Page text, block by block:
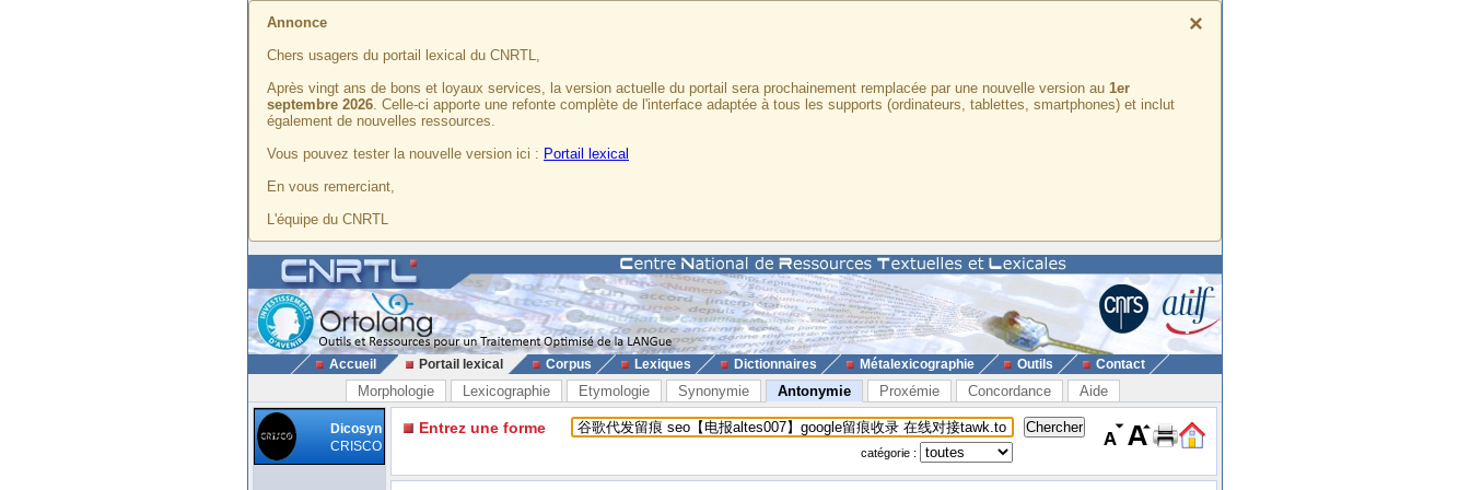
×
Annonce
Chers usagers du portail lexical du CNRTL,
Après vingt ans de bons et loyaux services, la version actuelle du portail sera prochainement remplacée par une nouvelle version au 1er
septembre 2026. Celle-ci apporte une refonte complète de l'interface adaptée à tous les supports (ordinateurs, tablettes, smartphones) et inclut
également de nouvelles ressources.
Vous pouvez tester la nouvelle version ici : Portail lexical
En vous remerciant,
L'équipe du CNRTL
Accueil Portail lexical Corpus Lexiques Dictionnaires Métalexicographie Outils Contact
Morphologie Lexicographie Etymologie Synonymie Antonymie Proxémie Concordance Aide
Dicosyn
CRISCO
Entrez une forme
catégorie :